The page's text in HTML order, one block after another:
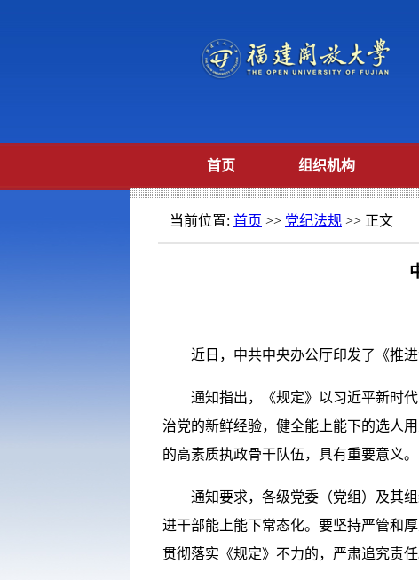
首页 组织机构
当前位置: 首页 >> 党纪法规 >> 正文
近日，中共中央办公厅印发了《推进
通知指出，《规定》以习近平新时代
治党的新鲜经验，健全能上能下的选人
的高素质执政骨干队伍，具有重要意义。
通知要求，各级党委（党组）及其组
进干部能上能下常态化。要坚持严管和
贯彻落实《规定》不力的，严肃追究责